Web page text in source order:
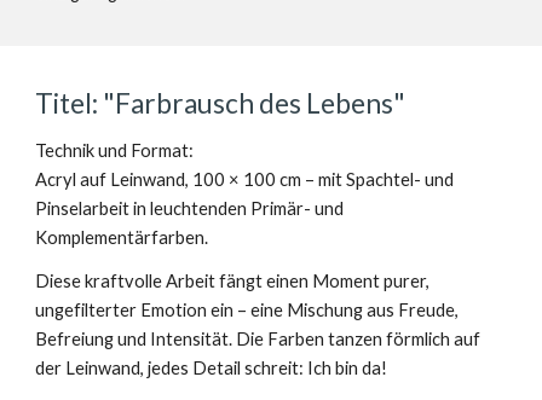
Titel: "Farbrausch des Lebens"
Technik und Format:
Acryl auf Leinwand, 100 × 100 cm – mit Spachtel- und
Pinselarbeit in leuchtenden Primär- und
Komplementärfarben.
Diese kraftvolle Arbeit fängt einen Moment purer,
ungefilterter Emotion ein – eine Mischung aus Freude,
Befreiung und Intensität. Die Farben tanzen förmlich auf
der Leinwand, jedes Detail schreit: Ich bin da!